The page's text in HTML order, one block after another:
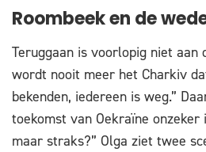
Roombeek en de
Teruggaan is voorlopig niet aan
wordt nooit meer het Charkiv
bekenden, iedereen is weg.”
toekomst van Oekraïne onzeker
maar straks?” Olga ziet twee